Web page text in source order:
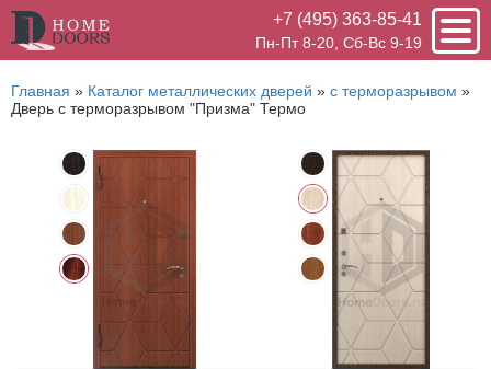
+7 (495) 363-85-41
Пн-Пт 8-20, Сб-Вс 9-19
Главная » Каталог металлических дверей » с терморазрывом »
Дверь с терморазрывом "Призма" Термо